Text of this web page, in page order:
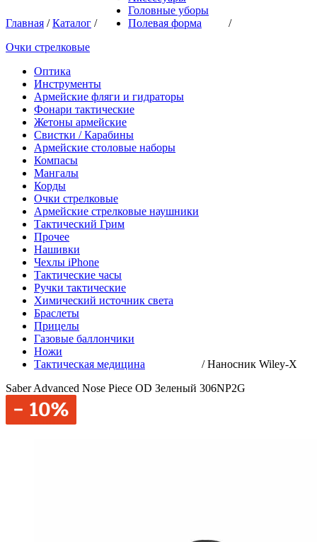
Главная /Каталог /
Головные уборы
Полевая форма
/
Очки стрелковые
Оптика
Инструменты
Армейские фляги и гидраторы
Фонари тактические
Жетоны армейские
Свистки / Карабины
Армейские столовые наборы
Компасы
Мангалы
Корды
Очки стрелковые
Армейские стрелковые наушники
Тактический Грим
Прочее
Нашивки
Чехлы iPhone
Тактические часы
Ручки тактические
Химический источник света
Браслеты
Прицелы
Газовые баллончики
Ножи
Тактическая медицина
/Наносник Wiley-X
Saber Advanced Nose Piece OD Зеленый 306NP2G